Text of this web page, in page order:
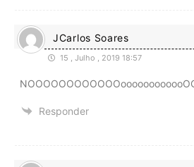
JCarlos Soares
15 , Julho , 2019 18:57
Responder